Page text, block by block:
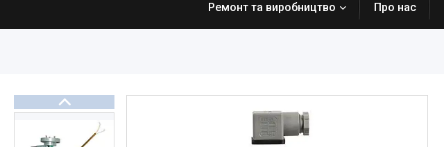
ОЛИВИ ТА МАСТИЛА
ДІАГНОСТИЧНІ І
Ремонт та виробництво Про нас